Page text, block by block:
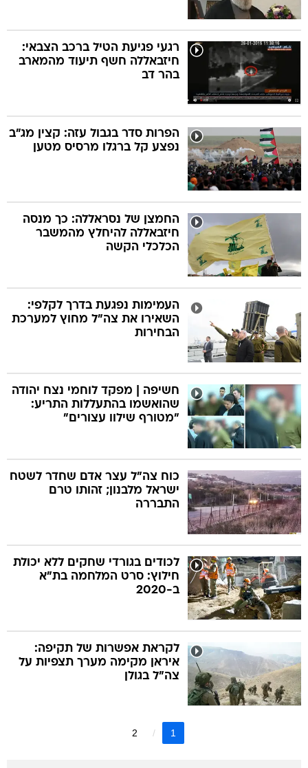
רגעי פגיעת הטיל ברכב הצבאי:
חיזבאללה חשף תיעוד מהמארב
בהר דב
הפרות סדר בגבול עזה: קצין מג"ב
נפצע קל ברגלו מרסיס מטען
החמצן של נסראללה: כך מנסה
חיזבאללה להיחלץ מהמשבר
הכלכלי הקשה
העמימות נפגעת בדרך לקלפי:
השאירו את צה"ל מחוץ למערכת
הבחירות
חשיפה | מפקד לוחמי נצח יהודה
שהואשמו בהתעללות התריע:
"מטורף שילוו עצורים"
כוח צה"ל עצר אדם שחדר לשטח
ישראל מלבנון; זהותו טרם
התבררה
לכודים בגורדי שחקים ללא יכולת
חילוץ: סרט המלחמה בת"א
ב-2020
לקראת אפשרות של תקיפה:
איראן מקימה מערך תצפיות על
צה"ל בגולן
1
2